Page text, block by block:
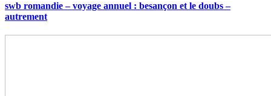
swb romandie – voyage annuel : besançon et le doubs –
autrement